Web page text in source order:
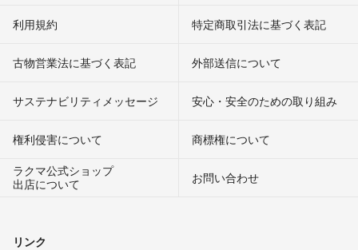
利用規約 特定商取引法に基づく表記
古物営業法に基づく表記 外部送信について
サステナビリティメッセージ 安心・安全のための取り組み
権利侵害について
商標権について
ラクマ公式ショップ
出店について
お問い合わせ
リンク